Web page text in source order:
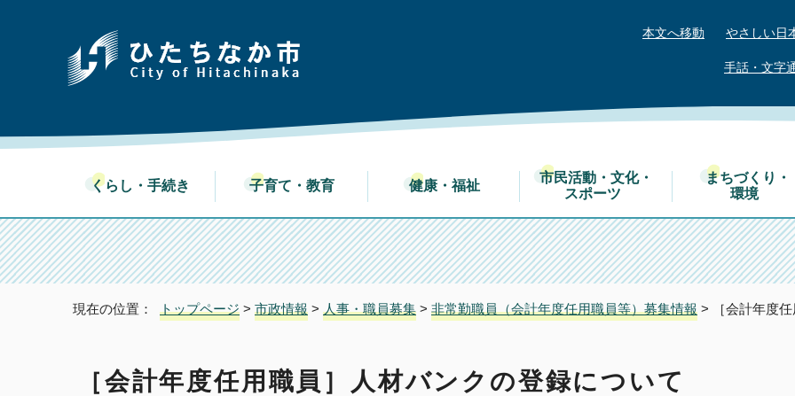
本文へ移動 やさしい日
手話・文字
くらし・手続き 子育て・教育 健康・福祉
市民活動・文化・
スポーツ
まちづくり・
環境
現在の位置： トップページ > 市政情報 > 人事・職員募集 > 非常勤職員（会計年度任用職員等）募集情報 > ［会計年度
［会計年度任用職員］人材バンクの登録について